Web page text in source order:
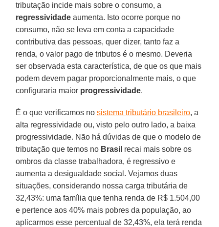
tributação incide mais sobre o consumo, a
regressividade aumenta. Isto ocorre porque no
consumo, não se leva em conta a capacidade
contributiva das pessoas, quer dizer, tanto faz a
renda, o valor pago de tributos é o mesmo. Deveria
ser observada esta característica, de que os que mais
podem devem pagar proporcionalmente mais, o que
configuraria maior progressividade.
É o que verificamos nosistema tributário brasileiro, a
alta regressividade ou, visto pelo outro lado, a baixa
progressividade. Não há dúvidas de que o modelo de
tributação que temos no Brasil recai mais sobre os
ombros da classe trabalhadora, é regressivo e
aumenta a desigualdade social. Vejamos duas
situações, considerando nossa carga tributária de
32,43%: uma família que tenha renda de R$ 1.504,00
e pertence aos 40% mais pobres da população, ao
aplicarmos esse percentual de 32,43%, ela terá renda